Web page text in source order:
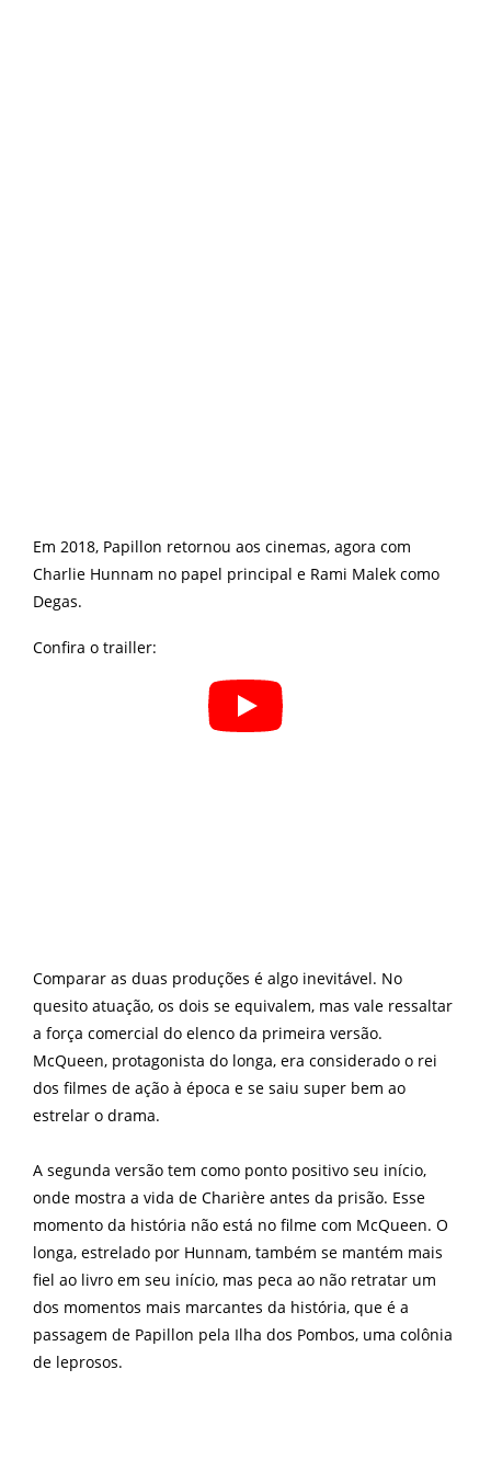
Em 2018, Papillon retornou aos cinemas, agora com
Charlie Hunnam no papel principal e Rami Malek como
Degas.
Confira o trailler:
Comparar as duas produções é algo inevitável. No
quesito atuação, os dois se equivalem, mas vale ressaltar
a força comercial do elenco da primeira versão.
McQueen, protagonista do longa, era considerado o rei
dos filmes de ação à época e se saiu super bem ao
estrelar o drama.
A segunda versão tem como ponto positivo seu início,
onde mostra a vida de Charière antes da prisão. Esse
momento da história não está no filme com McQueen. O
longa, estrelado por Hunnam, também se mantém mais
fiel ao livro em seu início, mas peca ao não retratar um
dos momentos mais marcantes da história, que é a
passagem de Papillon pela Ilha dos Pombos, uma colônia
de leprosos.